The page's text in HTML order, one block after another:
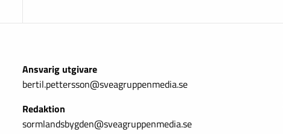
Ansvarig utgivare
bertil.pettersson@sveagruppenmedia.se
Redaktion
sormlandsbygden@sveagruppenmedia.se